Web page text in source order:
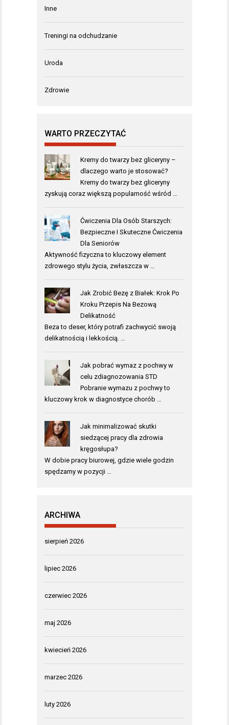
Inne
Treningi na odchudzanie
Uroda
Zdrowie
WARTO PRZECZYTAĆ
Kremy do twarzy bez gliceryny –
dlaczego warto je stosować?
Kremy do twarzy bez gliceryny
zyskują coraz większą popularność wśród …
Ćwiczenia Dla Osób Starszych:
Bezpieczne I Skuteczne Ćwiczenia
Dla Seniorów
Aktywność fizyczna to kluczowy element
zdrowego stylu życia, zwłaszcza w …
Jak Zrobić Bezę z Białek: Krok Po
Kroku Przepis Na Bezową
Delikatność
Beza to deser, który potrafi zachwycić swoją
delikatnością i lekkością. …
Jak pobrać wymaz z pochwy w
celu zdiagnozowania STD
Pobranie wymazu z pochwy to
kluczowy krok w diagnostyce chorób …
Jak minimalizować skutki
siedzącej pracy dla zdrowia
kręgosłupa?
W dobie pracy biurowej, gdzie wiele godzin
spędzamy w pozycji …
ARCHIWA
sierpień 2026
lipiec 2026
czerwiec 2026
maj 2026
kwiecień 2026
marzec 2026
luty 2026